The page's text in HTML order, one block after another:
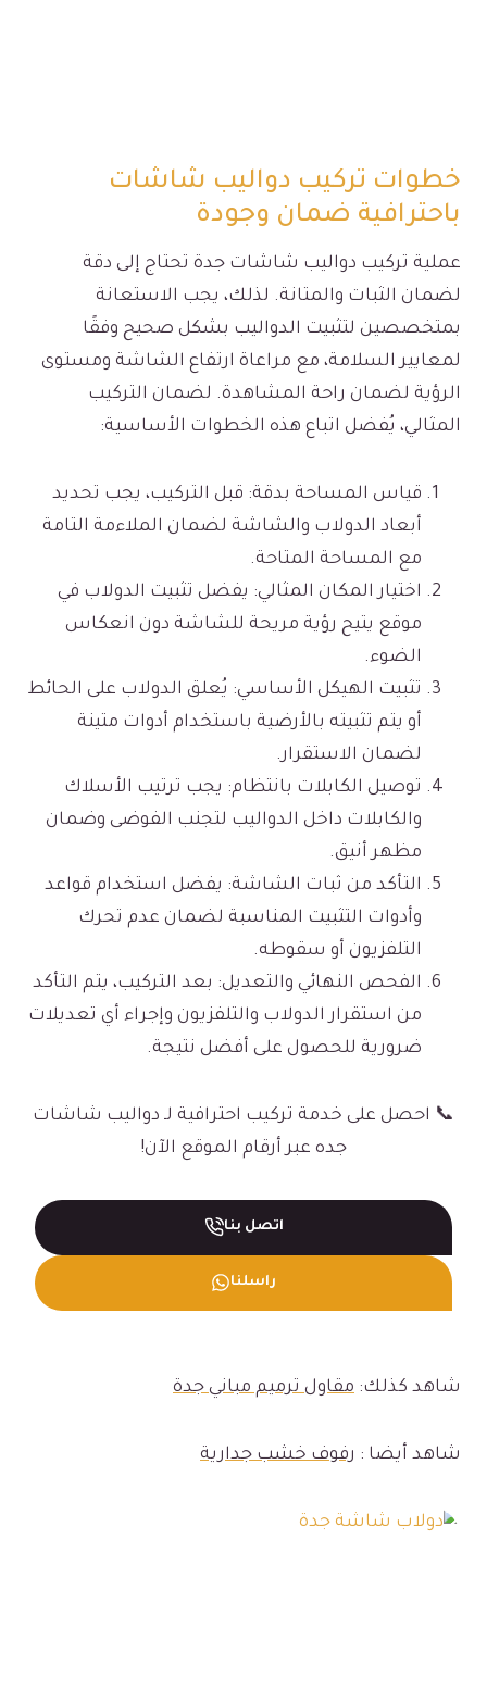
خطوات تركيب دواليب شاشات
باحترافية ضمان وجودة
عملية تركيب دواليب شاشات جدة تحتاج إلى دقة
لضمان الثبات والمتانة. لذلك، يجب الاستعانة
بمتخصصين لتثبيت الدواليب بشكل صحيح وفقًا
لمعايير السلامة، مع مراعاة ارتفاع الشاشة ومستوى
الرؤية لضمان راحة المشاهدة. لضمان التركيب
المثالي، يُفضل اتباع هذه الخطوات الأساسية:
قياس المساحة بدقة: قبل التركيب، يجب تحديد
أبعاد الدولاب والشاشة لضمان الملاءمة التامة
مع المساحة المتاحة.
اختيار المكان المثالي: يفضل تثبيت الدولاب في
موقع يتيح رؤية مريحة للشاشة دون انعكاس
الضوء.
تثبيت الهيكل الأساسي: يُعلق الدولاب على الحائط
أو يتم تثبيته بالأرضية باستخدام أدوات متينة
لضمان الاستقرار.
توصيل الكابلات بانتظام: يجب ترتيب الأسلاك
والكابلات داخل الدواليب لتجنب الفوضى وضمان
مظهر أنيق.
التأكد من ثبات الشاشة: يفضل استخدام قواعد
وأدوات التثبيت المناسبة لضمان عدم تحرك
التلفزيون أو سقوطه.
الفحص النهائي والتعديل: بعد التركيب، يتم التأكد
من استقرار الدولاب والتلفزيون وإجراء أي تعديلات
ضرورية للحصول على أفضل نتيجة.
📞 احصل على خدمة تركيب احترافية لـ دواليب شاشات
جده عبر أرقام الموقع الآن!
اتصل بنا
راسلنا
شاهد كذلك: مقاول ترميم مباني جدة
شاهد أيضا : رفوف خشب جدارية